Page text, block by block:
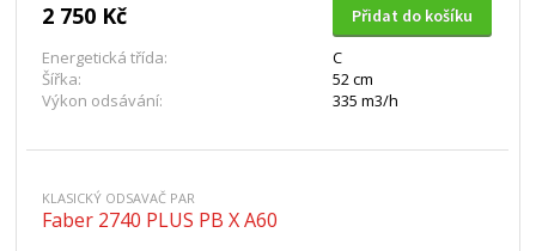
2 750 Kč
Přidat do košíku
Energetická třída:
C
Šířka:
52 cm
Výkon odsávání:
335 m3/h
KLASICKÝ ODSAVAČ PAR
Faber 2740 PLUS PB X A60